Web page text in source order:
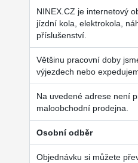
NINEX.CZ je internetový
jízdní kola, elektrokola,
příslušenství.
Většinu pracovní doby
výjezdech nebo
Na uvedené adrese není
maloobchodní prodejna.
Osobní odběr
Objednávku si můžete